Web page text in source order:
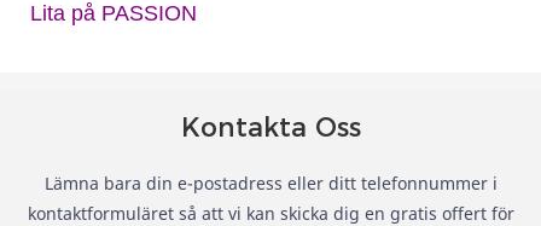
Lita på PASSION
Kontakta Oss
Lämna bara din e-postadress eller ditt telefonnummer i
kontaktformuläret så att vi kan skicka dig en gratis offert för